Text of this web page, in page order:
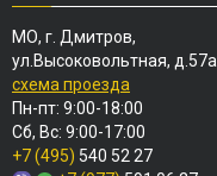
МО, г. Дмитров,
ул.Высоковольтная, д.57а
схема проезда
Пн-пт: 9:00-18:00
Сб, Вс: 9:00-17:00
+7 (495) 540 52 27